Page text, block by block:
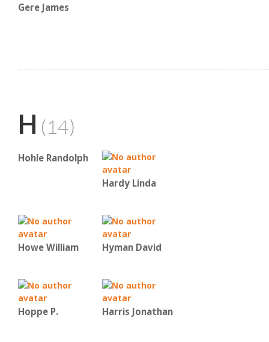
Gere James
H (14)
Hohle Randolph
Hardy Linda
Howe William Hyman David
Hoppe P. Harris Jonathan